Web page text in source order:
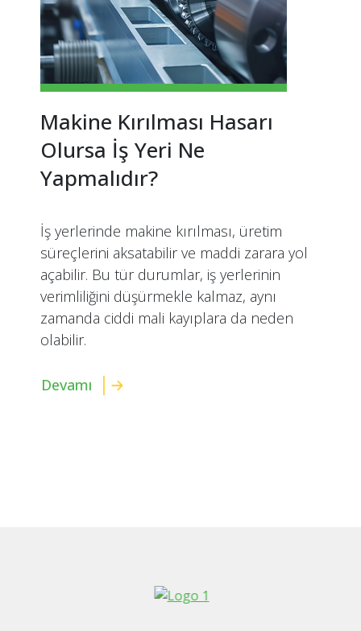
Makine Kırılması Hasarı
Olursa İş Yeri Ne
Yapmalıdır?
İş yerlerinde makine kırılması, üretim
süreçlerini aksatabilir ve maddi zarara yol
açabilir. Bu tür durumlar, iş yerlerinin
verimliliğini düşürmekle kalmaz, aynı
zamanda ciddi mali kayıplara da neden
olabilir.
Devamı